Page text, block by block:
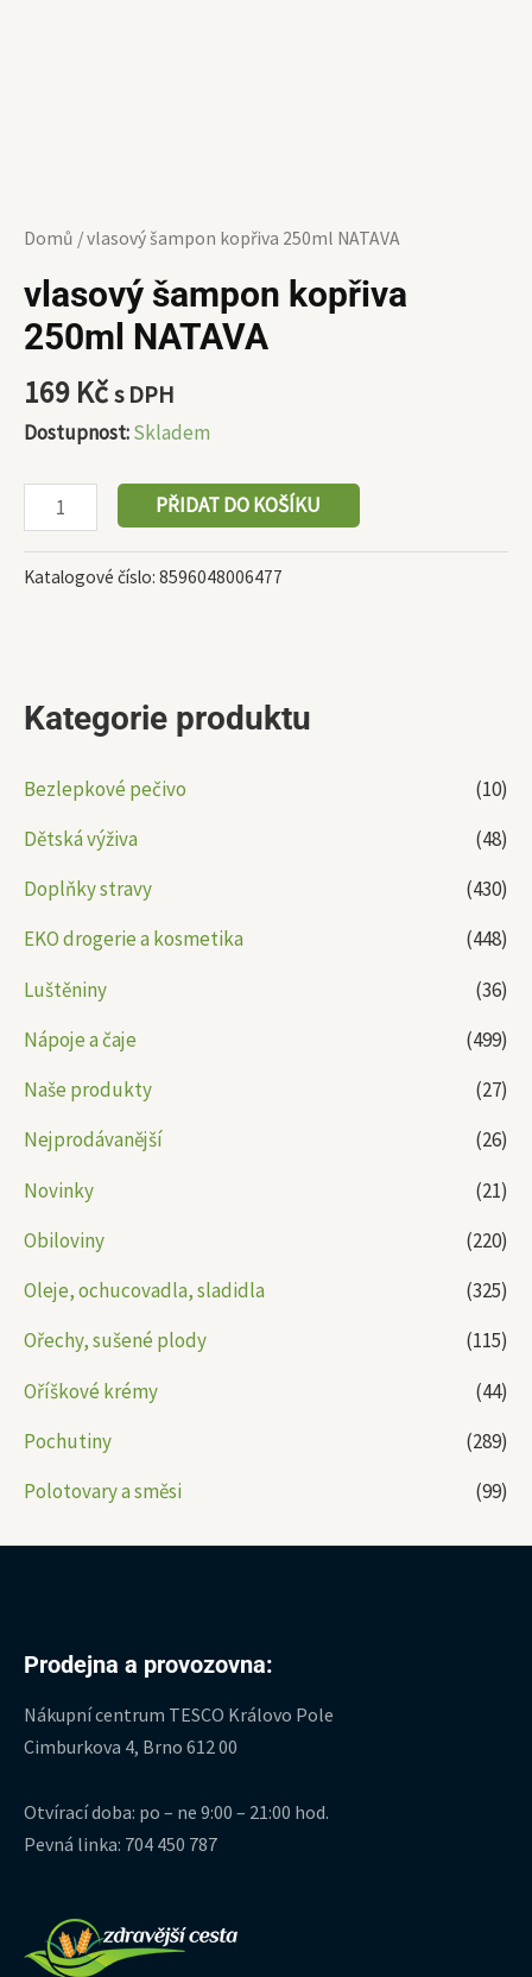
Kategorie produktu
Bezlepkové pečivo
(10)
Dětská výživa
(48)
Doplňky stravy
(430)
EKO drogerie a kosmetika
(448)
Luštěniny
(36)
Nápoje a čaje
(499)
Naše produkty
(27)
Nejprodávanější
(26)
Novinky
(21)
Obiloviny
(220)
Oleje, ochucovadla, sladidla
(325)
Ořechy, sušené plody
(115)
Oříškové krémy
(44)
Pochutiny
(289)
Polotovary a směsi
(99)
Domů / vlasový šampon kopřiva 250ml NATAVA
vlasový šampon kopřiva
250ml NATAVA
169 Kčs DPH
Dostupnost:Skladem
PŘIDAT DO KOŠÍKU
Katalogové číslo: 8596048006477
Prodejna a provozovna:
Nákupní centrum TESCO Královo Pole
Cimburkova 4, Brno 612 00
Otvírací doba: po – ne 9:00 – 21:00 hod.
Pevná linka: 704 450 787